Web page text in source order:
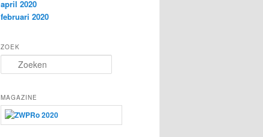
april 2020
februari 2020
ZOEK
o
k
e
MAGAZINE